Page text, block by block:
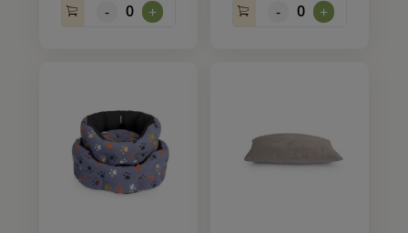
- 0 + - 0 +